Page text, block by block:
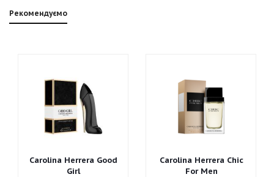
Рекомендуємо
Carolina Herrera Good
Girl
Carolina Herrera Chic
For Men